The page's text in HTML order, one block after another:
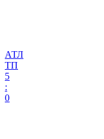
АТЛ
ТП
5
:
0